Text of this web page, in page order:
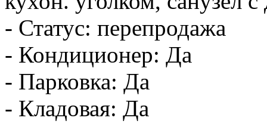
- Статус: перепродажа
- Кондиционер: Да
- Парковка: Да
- Кладовая: Да